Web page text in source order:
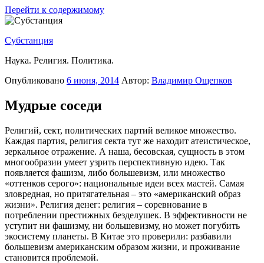
Перейти к содержимому
Субстанция
Наука. Религия. Политика.
Опубликовано 6 июня, 2014 Автор: Владимир Ощепков
Мудрые соседи
Религий, сект, политических партий великое множество.
Каждая партия, религия секта тут же находит атеистическое,
зеркальное отражение. А наша, бесовская, сущность в этом
многообразии умеет узрить перспективную идею. Так
появляется фашизм, либо большевизм, или множество
«оттенков серого»: национальные идеи всех мастей. Самая
зловредная, но притягательная – это «американский образ
жизни». Религия денег: религия – соревнование в
потреблении престижных безделушек. В эффективности не
уступит ни фашизму, ни большевизму, но может погубить
экосистему планеты. В Китае это проверили: разбавили
большевизм американским образом жизни, и проживание
становится проблемой.